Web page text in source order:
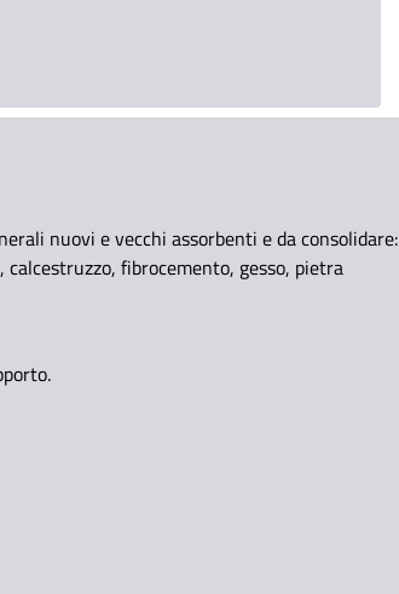
nuovi e vecchi assorbenti e da consolidare:
fibrocemento, gesso, pietra